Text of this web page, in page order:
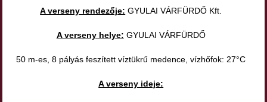
A verseny rendezője: GYULAI VÁRFÜRDŐ Kft.
A verseny helye: GYULAI VÁRFÜRDŐ
50 m-es, 8 pályás feszített víztükrű medence, vízhőfok: 27°C
A verseny ideje: